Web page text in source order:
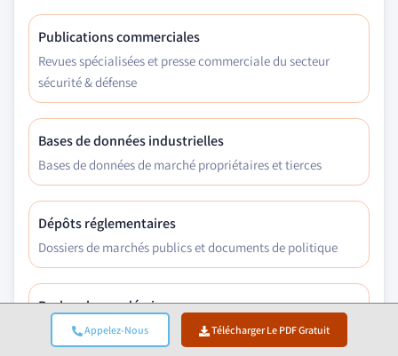
Appelez-Nous Télécharger Le PDF Gratuit
Publications commerciales
Revues spécialisées et presse commerciale du secteur
sécurité & défense
Bases de données industrielles
Bases de données de marché propriétaires et tierces
Dépôts réglementaires
Dossiers de marchés publics et documents de politique
Recherche académique
Études universitaires et rapports d'institutions
spécialisées